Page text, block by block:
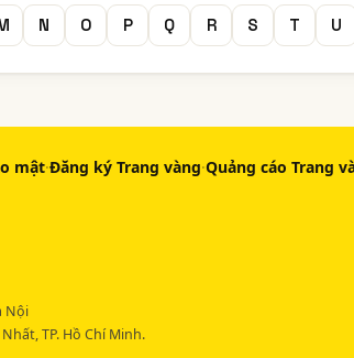
N O P Q R S T U
mật·Đăng ký Trang vàng·Quảng cáo Trang
Nội
TP. Hồ Chí Minh.